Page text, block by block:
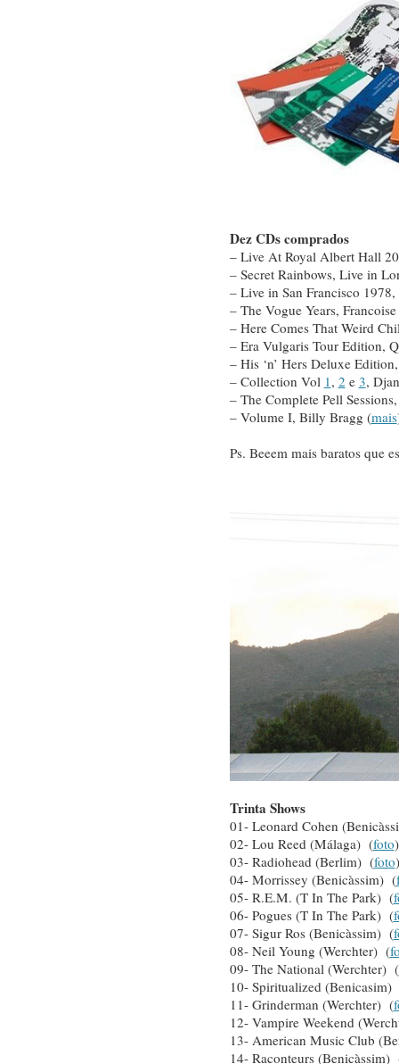
Dez CDs comprados
– Live At Royal Albert Hall
– Secret Rainbows, Live in
– Live in San Francisco
– The Vogue Years,
– Here Comes That Weird
– Era Vulgaris Tour Edition,
– His ‘n’ Hers Deluxe
– Collection Vol 1, 2 e 3,
– The Complete Pell
– Volume I, Billy Bragg (mais
Ps. Beeem mais baratos que
Trinta Shows
01- Leonard Cohen
02- Lou Reed (Málaga) (foto)
03- Radiohead (Berlim) (foto)
04- Morrissey (Benicàssim) (
05- R.E.M. (T In The Park) (
06- Pogues (T In The Park) (
07- Sigur Ros (Benicàssim) (
08- Neil Young (Werchter) (
09- The National (Werchter) (
10- Spiritualized (Benicasim)
11- Grinderman (Werchter) (
12- Vampire Weekend
13- American Music Club
14- Raconteurs (Benicàssim)